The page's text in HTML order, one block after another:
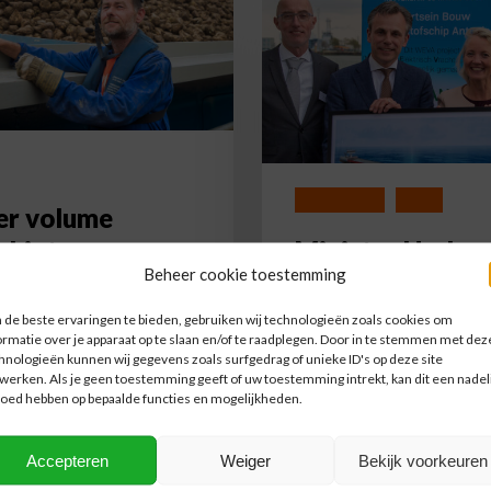
Beheer cookie toestemming
de beste ervaringen te bieden, gebruiken wij technologieën zoals cookies om
over je apparaat op te slaan en/of te raadplegen. Door in te stemmen met
kunnen wij gegevens zoals surfgedrag of unieke ID's op deze site
Als je geen toestemming geeft of uw toestemming intrekt, kan dit een
hebben op bepaalde functies en mogelijkheden.
Accepteren Weiger Bekijk voorkeuren
volume
per
dit
bietencampagne
is NPRC begonnen met
van een vloot van 10
Harbers
geeft
startsein
eerste
nieuwbouw
binnenvaartschip
Minister
geeft startsein
eerste
groene
Op 30 maart startte
van Infrastructuur en
officieel de bouw van het